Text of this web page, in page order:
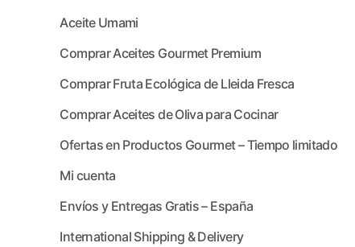
Aceite Umami
Comprar Aceites Gourmet Premium
Comprar Fruta Ecológica de Lleida Fresca
Comprar Aceites de Oliva para Cocinar
Ofertas en Productos Gourmet – Tiempo limitado
Mi cuenta
Envíos y Entregas Gratis – España
International Shipping & Delivery